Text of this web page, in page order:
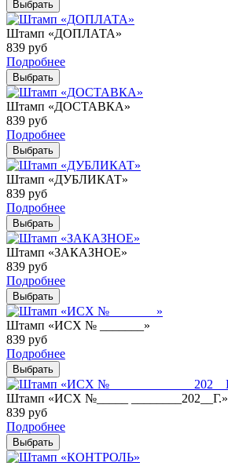
Выбрать
Штамп «ДОПЛАТА»
839 руб
Подробнее
Выбрать
Штамп «ДОСТАВКА»
839 руб
Подробнее
Выбрать
Штамп «ДУБЛИКАТ»
839 руб
Подробнее
Выбрать
Штамп «ЗАКАЗНОЕ»
839 руб
Подробнее
Выбрать
Штамп «ИСХ № _______»
839 руб
Подробнее
Выбрать
Штамп «ИСХ №_____ ________202__Г.»
839 руб
Подробнее
Выбрать